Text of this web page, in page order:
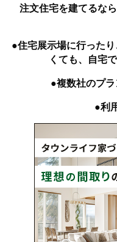
注文住宅を建てるな
●住宅展示場に行った
くても、自宅
●複数社のプラ
●利